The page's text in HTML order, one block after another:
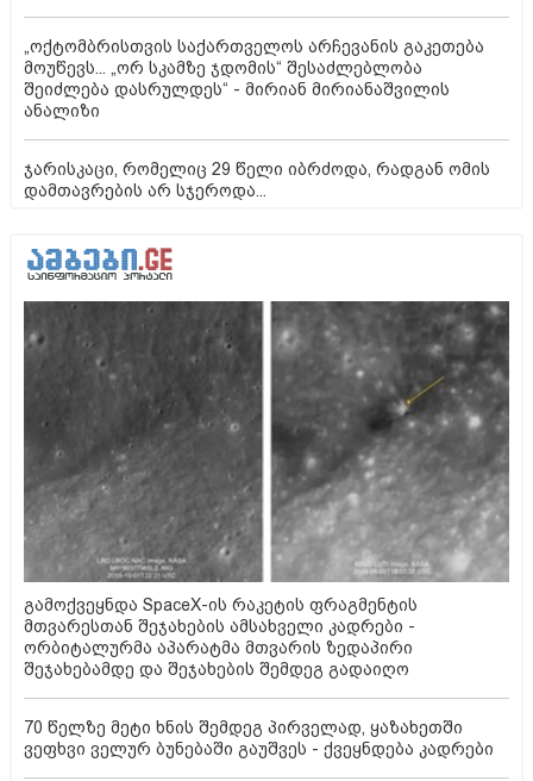
„ოქტომბრისთვის საქართველოს არჩევანის გაკეთება
მოუწევს... „ორ სკამზე ჯდომის“ შესაძლებლობა
შეიძლება დასრულდეს“ - მირიან მირიანაშვილის
ანალიზი
ჯარისკაცი, რომელიც 29 წელი იბრძოდა, რადგან ომის
დამთავრების არ სჯეროდა...
გამოქვეყნდა SpaceX-ის რაკეტის ფრაგმენტის
მთვარესთან შეჯახების ამსახველი კადრები -
ორბიტალურმა აპარატმა მთვარის ზედაპირი
შეჯახებამდე და შეჯახების შემდეგ გადაიღო
70 წელზე მეტი ხნის შემდეგ პირველად, ყაზახეთში
ვეფხვი ველურ ბუნებაში გაუშვეს - ქვეყნდება კადრები